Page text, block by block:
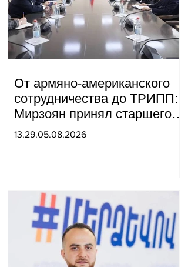
От армяно-американского
сотрудничества до ТРИПП:
Мирзоян принял старшего
советника специального
13.29.05.08.2026